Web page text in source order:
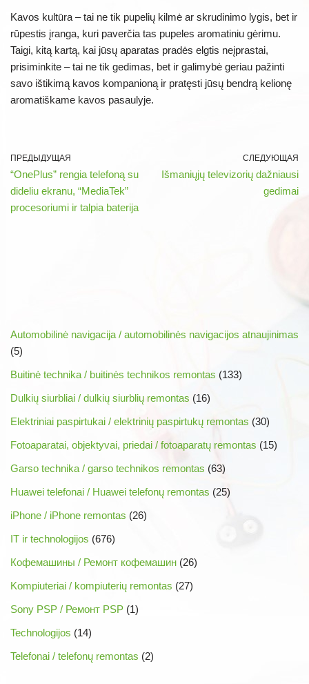
Kavos kultūra – tai ne tik pupelių kilmė ar skrudinimo lygis, bet ir
rūpestis įranga, kuri paverčia tas pupeles aromatiniu gėrimu.
Taigi, kitą kartą, kai jūsų aparatas pradės elgtis neįprastai,
prisiminkite – tai ne tik gedimas, bet ir galimybė geriau pažinti
savo ištikimą kavos kompanioną ir pratęsti jūsų bendrą kelionę
aromatiškame kavos pasaulyje.
ПРЕДЫДУЩАЯ
“OnePlus” rengia telefoną su
dideliu ekranu, “MediaTek”
procesoriumi ir talpia baterija
СЛЕДУЮЩАЯ
Išmaniųjų televizorių dažniausi
gedimai
Automobilinė navigacija / automobilinės navigacijos atnaujinimas
(5)
Buitinė technika / buitinės technikos remontas (133)
Dulkių siurbliai / dulkių siurblių remontas (16)
Elektriniai paspirtukai / elektrinių paspirtukų remontas (30)
Fotoaparatai, objektyvai, priedai / fotoaparatų remontas (15)
Garso technika / garso technikos remontas (63)
Huawei telefonai / Huawei telefonų remontas (25)
iPhone / iPhone remontas (26)
IT ir technologijos (676)
Кофемашины / Ремонт кофемашин (26)
Kompiuteriai / kompiuterių remontas (27)
Sony PSP / Ремонт PSP (1)
Technologijos (14)
Telefonai / telefonų remontas (2)